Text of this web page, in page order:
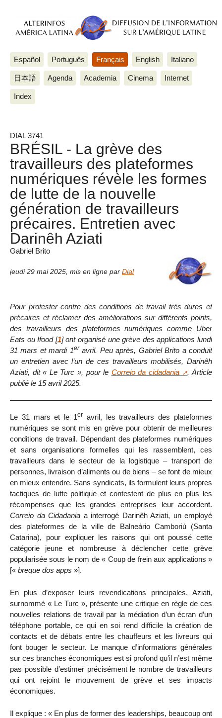
Español Português Français English Italiano
日本語 Agenda Academia Cinema Internet
Index
DIAL 3741
BRÉSIL - La grève des
travailleurs des plateformes
numériques révèle les formes
de lutte de la nouvelle
génération de travailleurs
précaires. Entretien avec
Darinêh Aziati
Gabriel Brito
jeudi 29 mai 2025 mis en ligne par Dial
Pour protester contre des conditions de travail très dures et
précaires et réclamer des améliorations sur différents points,
des travailleurs des plateformes numériques comme Uber
Eats ou Ifood[1]ont organisé une grève des applications lundi
31 mars et mardi 1er avril. Peu après, Gabriel Brito a conduit
un entretien avec l’un de ces travailleurs mobilisés, Darinêh
Aziati, dit « Le Turc », pour le Correio da cidadania
. Article
publié le 15 avril 2025.
Le 31 mars et le 1er avril, les travailleurs des plateformes
numériques se sont mis en grève pour obtenir de meilleures
conditions de travail. Dépendant des plateformes numériques
et sans organisations formelles qui les rassemblent, ces
travailleurs dans le secteur de la logistique – transport de
personnes, livraison d’aliments ou de biens – se font de mieux
en mieux entendre. Sans syndicats, ils formulent leurs propres
tactiques de lutte politique et contestent de plus en plus les
récompenses que les grandes entreprises leur accordent.
Correio da Cidadania a interrogé Darinêh Aziati, un employé
des plateformes de la ville de Balneário Camboriú (Santa
Catarina), pour expliquer les raisons qui ont poussé cette
catégorie jeune et nombreuse à déclencher cette grève
popularisée sous le nom de « Coup de frein aux applications »
[« breque dos apps »].
En plus d’exposer leurs revendications principales, Aziati,
surnommé « Le Turc », présente une critique en règle de ces
nouvelles relations de travail par la médiation d’un écran d’un
téléphone portable, ce qui en soi rend difficile la création de
contacts et de débats entre les chauffeurs et les livreurs qui
font bouger le secteur. Le manque d’informations générales
sur ces branches économiques est si profond qu’il n’est même
pas possible d’estimer précisément le nombre de travailleurs
qui ont rejoint le mouvement de grève et ses impacts
économiques.
Il explique : « En plus de former des leaderships, beaucoup ont